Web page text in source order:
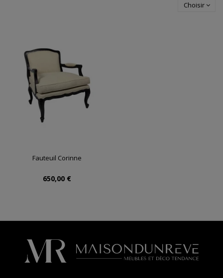
Choisir
Fauteuil Corinne
650,00 €